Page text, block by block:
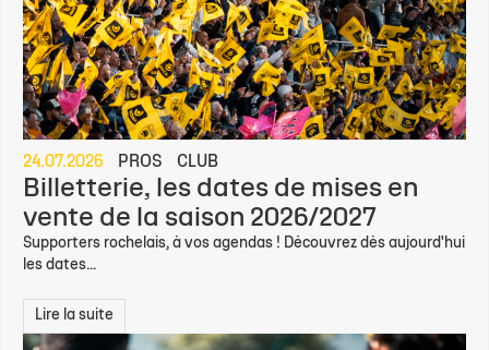
24.07.2026 PROS CLUB
Billetterie, les dates de mises en
vente de la saison 2026/2027
Supporters rochelais, à vos agendas ! Découvrez dès aujourd'hui
les dates...
Lire la suite